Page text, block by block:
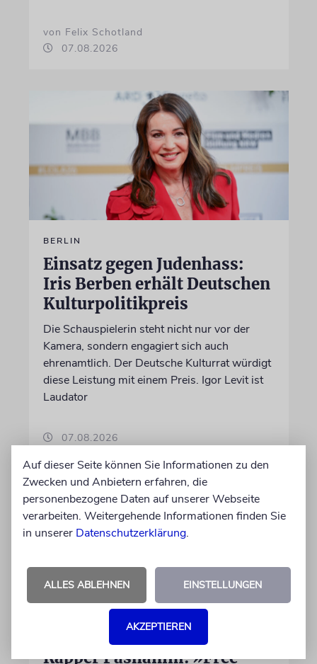
von Felix Schotland
07.08.2026
BERLIN
Einsatz gegen Judenhass:
Iris Berben erhält Deutschen
Kulturpolitikpreis
Die Schauspielerin steht nicht nur vor der
Kamera, sondern engagiert sich auch
ehrenamtlich. Der Deutsche Kulturrat würdigt
diese Leistung mit einem Preis. Igor Levit ist
Laudator
07.08.2026
Rapper Pashanim: »Free
Auf dieser Seite können Sie Informationen zu den
Zwecken und Anbietern erfahren, die
personenbezogene Daten auf unserer Webseite
verarbeiten. Weitergehende Informationen finden Sie
in unserer Datenschutzerklärung.
ALLES ABLEHNEN EINSTELLUNGEN
AKZEPTIEREN